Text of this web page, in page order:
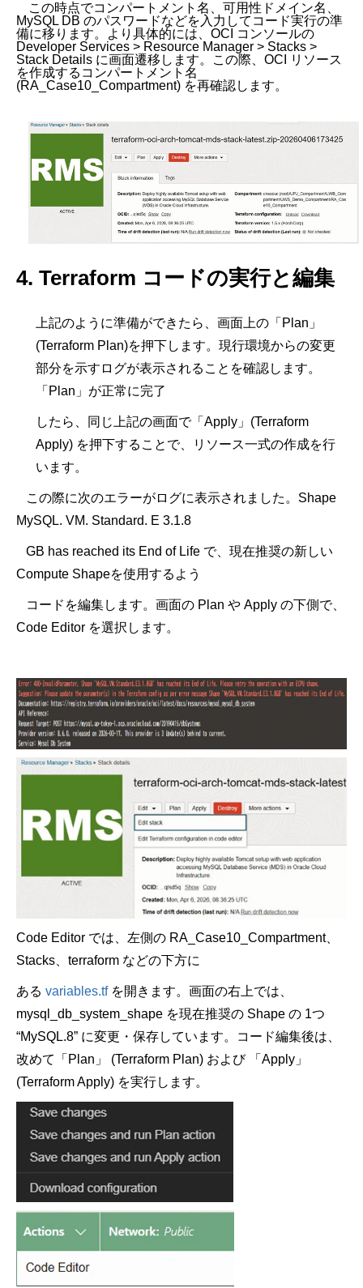
この時点でコンパートメント名、可用性ドメイン名、
MySQL DB のパスワードなどを入力してコード実行の準
備に移ります。より具体的には、OCI コンソールの
Developer Services > Resource Manager > Stacks >
Stack Details に画面遷移します。この際、OCI リソース
を作成するコンパートメント名
(RA_Case10_Compartment) を再確認します。
4. Terraform コードの実行と編集
上記のように準備ができたら、画面上の「Plan」
(Terraform Plan)を押下します。現行環境からの変更
部分を示すログが表示されることを確認します。
「Plan」が正常に完了
したら、同じ上記の画面で「Apply」(Terraform
Apply) を押下することで、リソース一式の作成を行
います。
この際に次のエラーがログに表示されました。Shape
MySQL. VM. Standard. E 3.1.8
GB has reached its End of Life で、現在推奨の新しい
Compute Shapeを使用するよう
コードを編集します。画面の Plan や Apply の下側で、
Code Editor を選択します。
Code Editor では、左側の RA_Case10_Compartment、
Stacks
terraform などの下方に
ある variables.tf を開きます。画面の右上では、
mysql_db_system_shape を現在推奨の Shape の 1つ
“MySQL.8” に変更・保存しています。コード編集後は、
改めて「 Plan 」 (Terraform Plan) および 「 Apply 」
(Terraform Apply) を実行します。